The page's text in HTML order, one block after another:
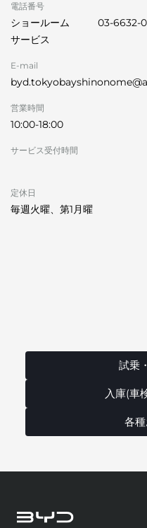
電話番号
ショールーム
03-6632-
サービス
E-mail
営業時間
10:00-18:00
サービス受付時間
定休日
毎週火曜、第1月曜
試乗
入庫(車
各